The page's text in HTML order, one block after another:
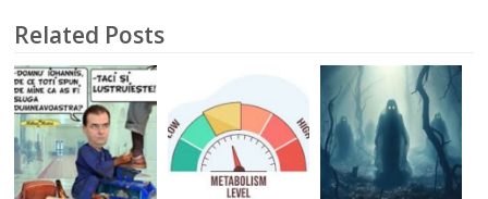
Related Posts